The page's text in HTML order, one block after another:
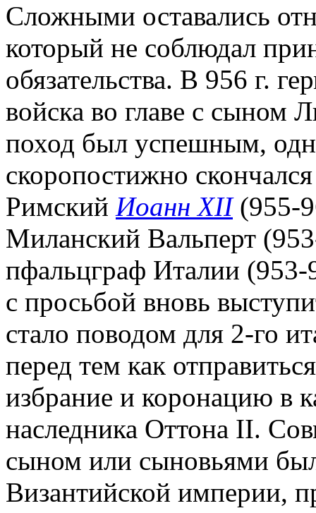
Сложными оставались
который не соблюдал
обязательства. В 956 г.
войска во главе с сыном
поход был успешным,
скоропостижно
Римский Иоанн XII(955-
Миланский Вальперт
пфальцграф Италии
с просьбой вновь
стало поводом для 2-го
перед тем как
избрание и коронацию в
наследника Оттона II.
сыном или сыновьями
Византийской империи,